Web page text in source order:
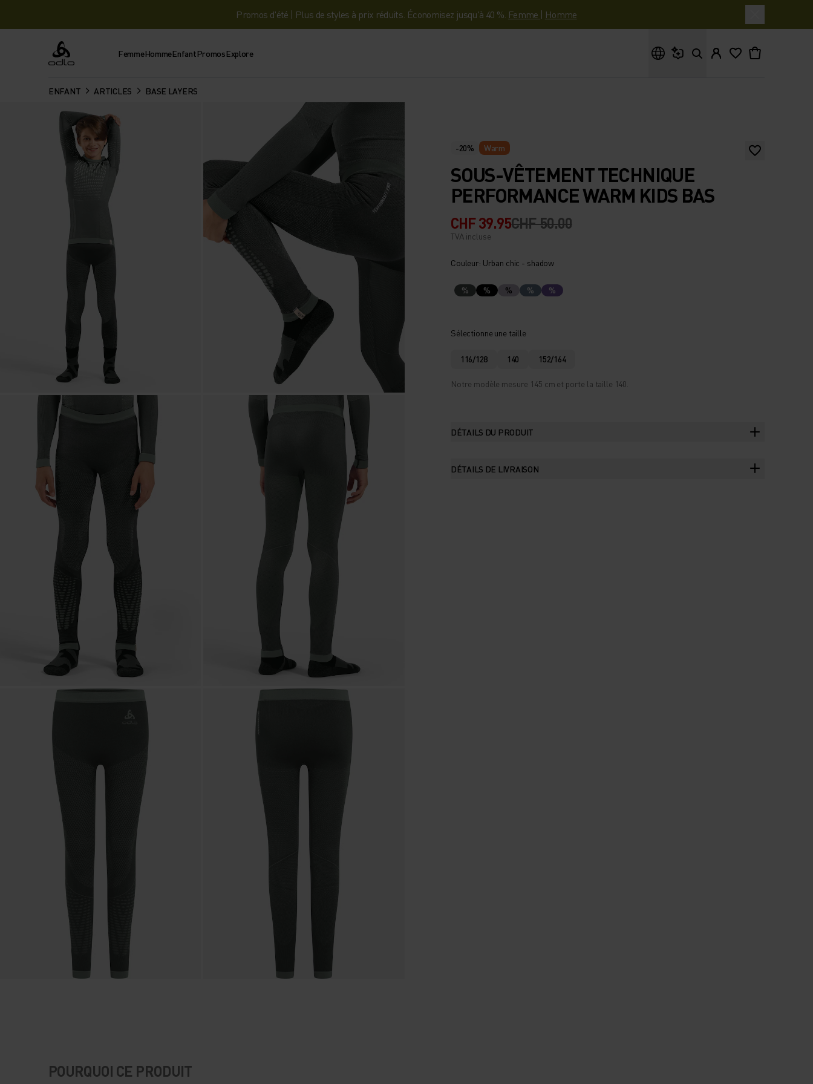
Promos d'été | Plus de styles à prix réduits. Économisez jusqu'à 40 %. Femme | Homme
Odlo FemmeHommeEnfantPromosExplore
ENFANT ARTICLES BASE LAYERS
-20% Warm
SOUS-VÊTEMENT TECHNIQUE
PERFORMANCE WARM KIDS BAS
CHF 39.95CHF 50.00
TVA incluse
Couleur: Urban chic - shadow
% % % % %
Sélectionne une taille
116/128 140 152/164
Notre modèle mesure 145 cm et porte la taille 140.
DÉTAILS DU PRODUIT
DÉTAILS DE LIVRAISON
POURQUOI CE PRODUIT